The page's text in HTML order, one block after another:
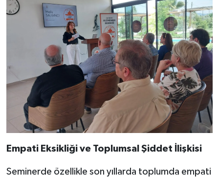
Empati Eksikliği ve Toplumsal Şiddet İlişkisi
Seminerde özellikle son yıllarda toplumda empati